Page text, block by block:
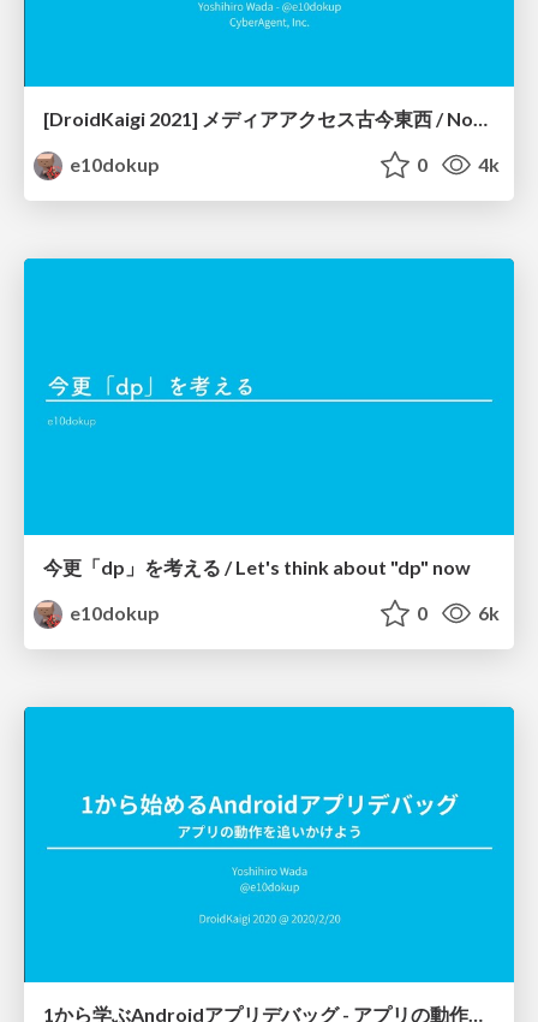
[DroidKaigi 2021] メディアアクセス古今東西 / Now and Future of Media Access
e10dokup
0 4k
今更「dp」を考える / Let's think about "dp" now
e10dokup
0 6k
1から学ぶAndroidアプリデバッグ - アプリの動作を追いかけよう / Learn Android application debugging from the scratch - track apps' behaviors